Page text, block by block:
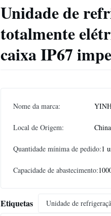
Unidade de
totalmente
caixa IP67
Nome da marca:
Local de Origem: China
Quantidade mínima de pedido:1
Capacidade de abastecimento:
Etiquetas Unidade de